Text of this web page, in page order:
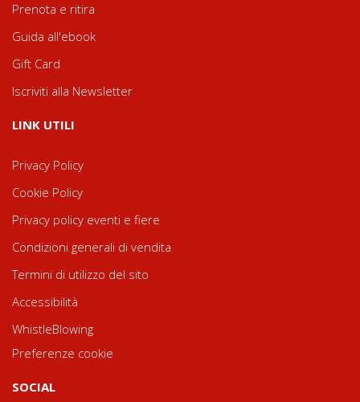
Prenota e ritira
Guida all'ebook
Gift Card
Iscriviti alla Newsletter
LINK UTILI
Privacy Policy
Cookie Policy
Privacy policy eventi e fiere
Condizioni generali di vendita
Termini di utilizzo del sito
Accessibilità
WhistleBlowing
Preferenze cookie
SOCIAL